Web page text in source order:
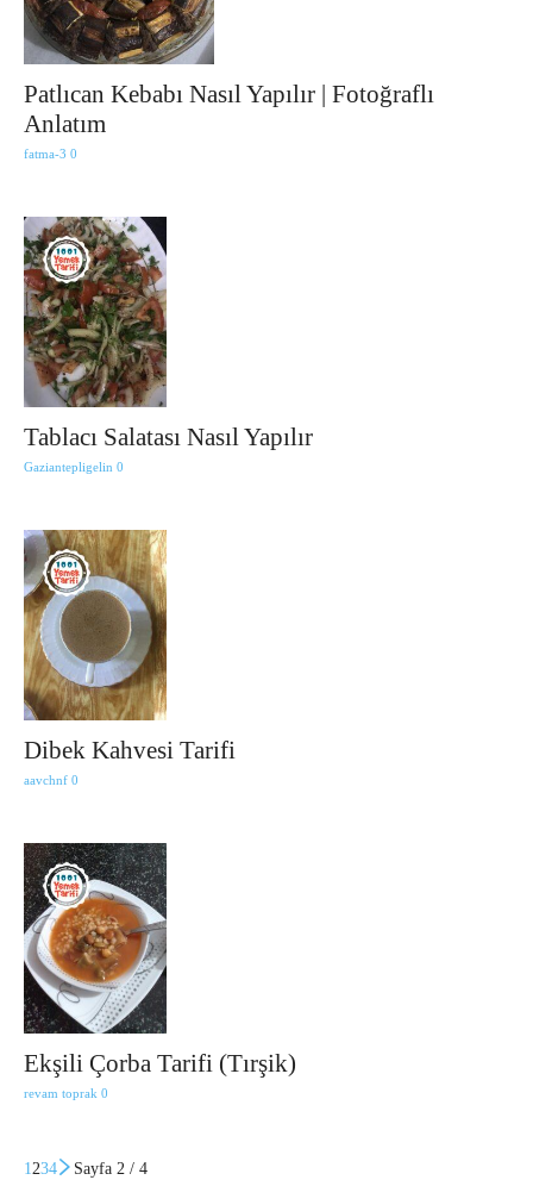
Patlıcan Kebabı Nasıl Yapılır | Fotoğraflı
Anlatım
fatma-3 0
Tablacı Salatası Nasıl Yapılır
Gaziantepligelin 0
Dibek Kahvesi Tarifi
aavchnf 0
Ekşili Çorba Tarifi (Tırşik)
revam toprak 0
1 234 Sayfa 2 / 4